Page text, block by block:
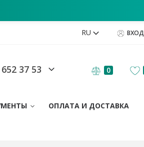
RU ВХОД
37 53 0
ОПЛАТА И ДОСТАВКА